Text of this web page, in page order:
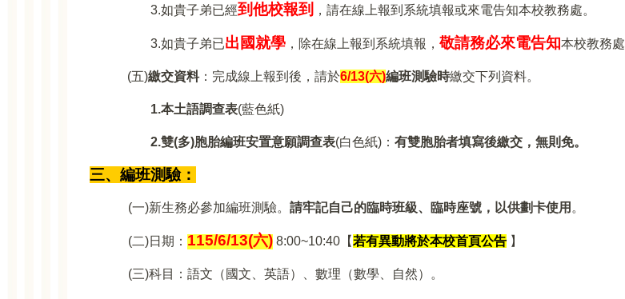
3.如貴子弟已經到他校報到 ，請在線上報到系統填報或來電告知本校教務處。
3.如貴子弟已出國就學，除在線上報到系統填報， 敬請務必來電告知本校教務處
(五)繳交資料：完成線上報到後，請於6/13(六)編班測驗時繳交下列資料。
1.本土語調查表(藍色紙)
2.雙(多)胞胎編班安置意願調查表(白色紙)： 有雙胞胎者填寫後繳交，無則免。
三、編班測驗：
(一)新生務必參加編班測驗。 請牢記自己的臨時班級、臨時座號，以供劃卡使用 。
(二)日期： 115/6/13(六) 8:00~10:40 【若有異動將於本校首頁公告 】
(三)科目：語文（國文、英語）、數理（數學、自然）。